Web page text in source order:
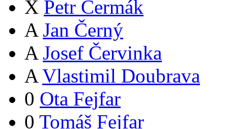
X Petr Čermák
A Jan Černý
A Josef Červinka
A Vlastimil Doubrava
0 Ota Fejfar
0 Tomáš Fejfar